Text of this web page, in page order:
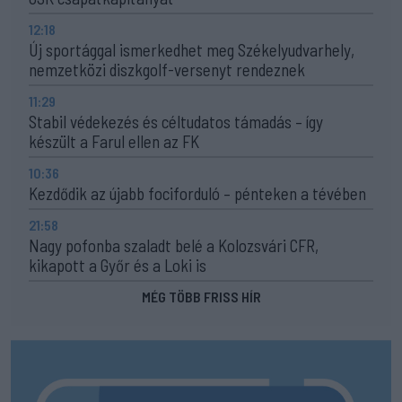
12:18
Új sportággal ismerkedhet meg Székelyudvarhely,
nemzetközi diszkgolf-versenyt rendeznek
11:29
Stabil védekezés és céltudatos támadás – így
készült a Farul ellen az FK
10:36
Kezdődik az újabb fociforduló – pénteken a tévében
21:58
Nagy pofonba szaladt belé a Kolozsvári CFR,
kikapott a Győr és a Loki is
MÉG TÖBB FRISS HÍR